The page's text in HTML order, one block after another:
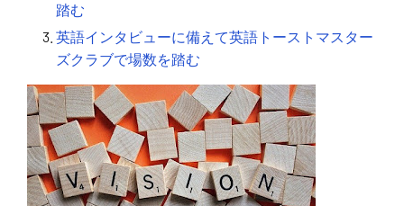
踏む
英語インタビューに備えて英語トーストマスター
ズクラブで場数を踏む